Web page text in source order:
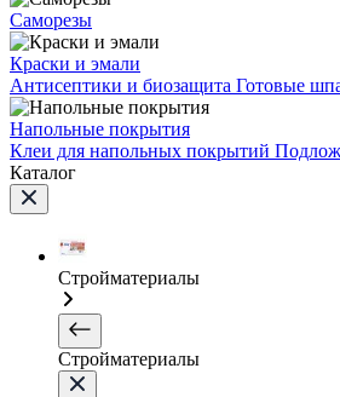
Саморезы
Краски и эмали
Антисептики и биозащита Готовые
Напольные покрытия
Клеи для напольных покрытий
Каталог
Стройматериалы
Стройматериалы